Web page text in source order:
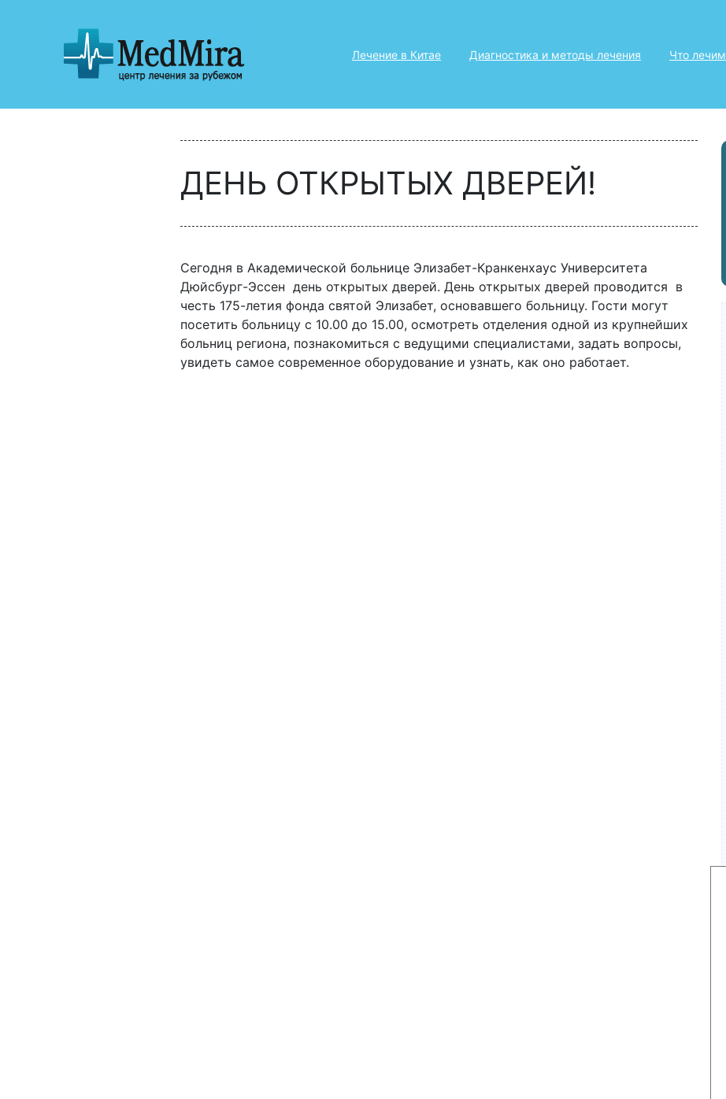
Лечение в Китае Диагностика и методы лечения Что лечим
ДЕНЬ ОТКРЫТЫХ ДВЕРЕЙ!
Сегодня в Академической больнице Элизабет-Кранкенхаус Университета
Дюйсбург-Эссен день открытых дверей. День открытых дверей проводится в
честь 175-летия фонда святой Элизабет, основавшего больницу. Гости могут
посетить больницу с 10.00 до 15.00, осмотреть отделения одной из крупнейших
больниц региона, познакомиться с ведущими специалистами, задать вопросы,
увидеть самое современное оборудование и узнать, как оно работает.